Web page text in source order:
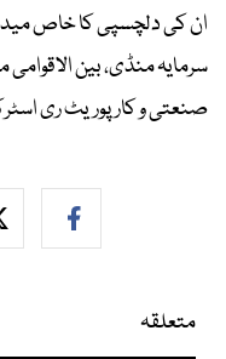
ان کی دلچسپی کا خاص میدان
سرمایہ منڈی، بین الاقوامی
صنعتی و کارپوریٹ ری
متعلقہ